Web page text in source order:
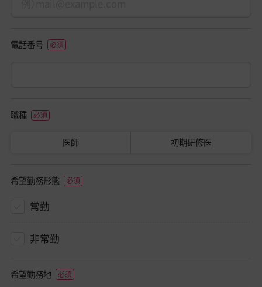
電話番号
職種
医師 初期研修医
希望勤務形態
常勤
非常勤
希望勤務地